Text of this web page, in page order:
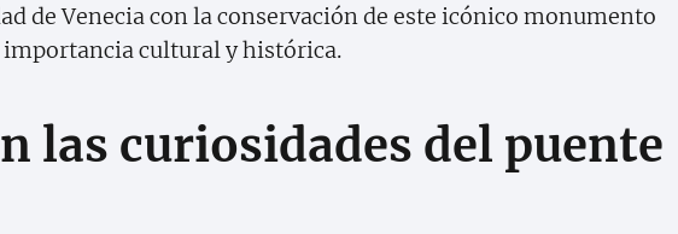
de Venecia con la conservación de este icónico monumento
cultural y histórica.
las curiosidades del puente